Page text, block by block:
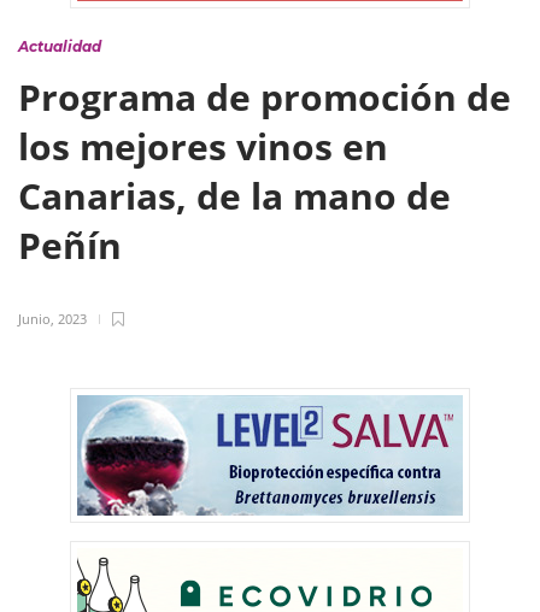
Actualidad
Programa de promoción de
los mejores vinos en
Canarias, de la mano de
Peñín
Junio, 2023